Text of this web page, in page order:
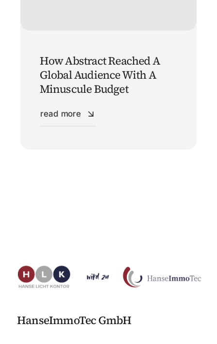
How Abstract Reached A
Global Audience With A
Minuscule Budget
read more
HanseImmoTec GmbH